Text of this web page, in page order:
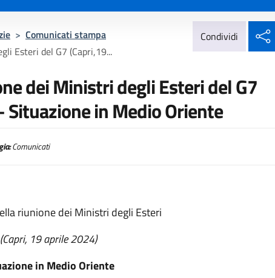
> Comunicati stampa
Esteri del G7 (Capri,19...
Condividi
dei Ministri degli Esteri del G7
Situazione in Medio Oriente
Comunicati
riunione dei Ministri degli Esteri
(Capri, 19 aprile 2024)
in Medio Oriente